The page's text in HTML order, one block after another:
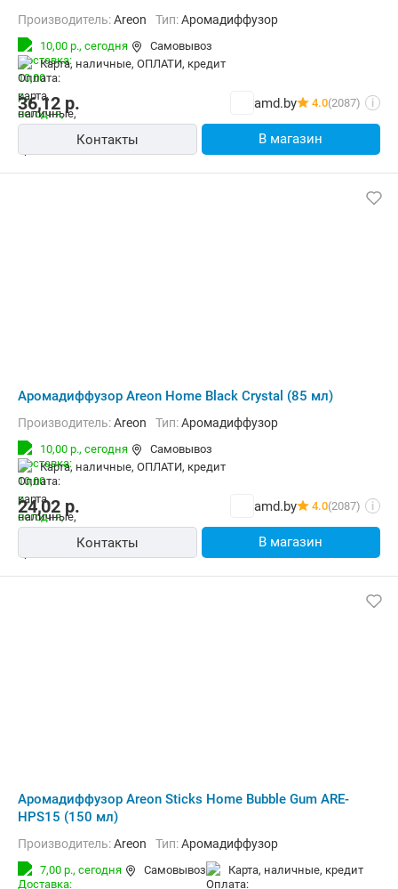
Производитель:Areon Тип:Аромадиффузор
10,00 р., сегодня
Самовывоз
карта, наличные, ОПЛАТИ, кредит
36,12 р. amd.by 4.0(2087) i
Контакты В магазин
Аромадиффузор Areon Home Black Crystal (85 мл)
Производитель:Areon Тип:Аромадиффузор
10,00 р., сегодня
Самовывоз
карта, наличные, ОПЛАТИ, кредит
24,02 р. amd.by 4.0(2087) i
Контакты В магазин
Аромадиффузор Areon Sticks Home Bubble Gum ARE-
HPS15 (150 мл)
Производитель:Areon Тип:Аромадиффузор
7,00 р., сегодня Самовывоз карта, наличные, кредит